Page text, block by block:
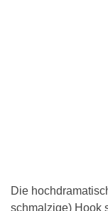
Die
schmalzige) Hook